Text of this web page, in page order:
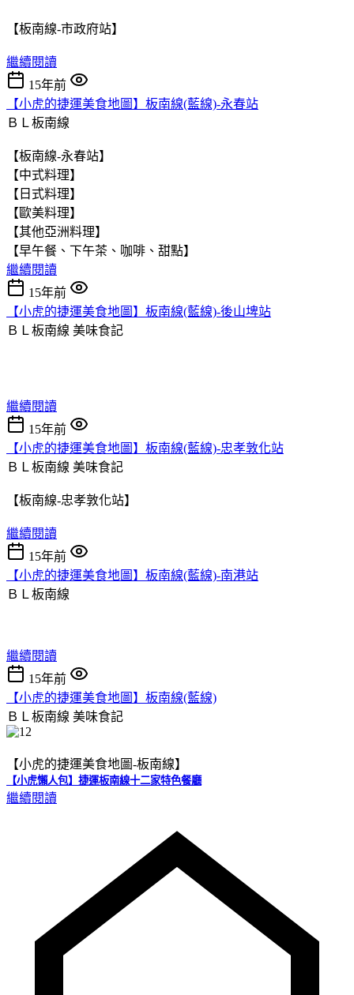
【板南線-市政府站】
繼續閱讀
15年前
【小虎的捷運美食地圖】板南線(藍線)-永春站
ＢＬ板南線
【板南線-永春站】
【中式料理】
【日式料理】
【歐美料理】
【其他亞洲料理】
【早午餐、下午茶、咖啡、甜點】
繼續閱讀
15年前
【小虎的捷運美食地圖】板南線(藍線)-後山埤站
ＢＬ板南線 美味食記
繼續閱讀
15年前
【小虎的捷運美食地圖】板南線(藍線)-忠孝敦化站
ＢＬ板南線 美味食記
【板南線-忠孝敦化站】
繼續閱讀
15年前
【小虎的捷運美食地圖】板南線(藍線)-南港站
ＢＬ板南線
繼續閱讀
15年前
【小虎的捷運美食地圖】板南線(藍線)
ＢＬ板南線 美味食記
【小虎的捷運美食地圖-板南線】
【小虎懶人包】捷運板南線十二家特色餐廳
繼續閱讀